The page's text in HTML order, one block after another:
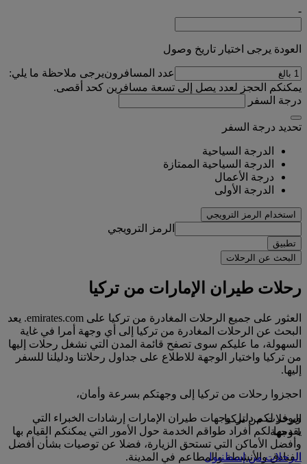
-
العودة يرجى اختيار تاريخ وصول
عدد المسافرونيرجى ملاحظة ما يلي:
يمكنكم الحجز لعدد يصل إلى تسعة مسافرين كحد أقصى.
درجة السفر
تحديد درجة السفر
الدرجة السياحية
الدرجة السياحية الممتازة
درجة الأعمال
الدرجة الأولى
استخدام الرمز الترويجي
الرمز الترويجي
تطبيق
البحث عن الرحلات
رحلات طيران الإمارات من تركيا
العثور على جميع الرحلات المغادرة من تركيا على emirates.com. يعد
البحث عن الرحلات المغادرة من تركيا إلى أي وجهة أمرا في غاية
السهولة، ما عليكم سوى تصفح قائمة المدن التي نشغل رحلات إليها
من تركيا واختيار الوجهة للاطلاع على جداول رحلاتنا ودليلنا للسفر
إليها.
احجزوا رحلات من تركيا إلى وجهتكم بسرعة وأمان،
ويوفر لكم دليل وجهات طيران الإمارات إرشادات الخبراء التي
يقدمها لكم أفراد طواقم الخدمة حول الأمور التي يمكنكم القيام بها
وأفضل الأماكن التي تستحق الزيارة، فضلا عن توصيات بشأن أفضل
الفنادق والأنشطة والمطاعم في المدينة.
الرحلات من تركيا
1 وجهة
الرحلات من إسطنبول